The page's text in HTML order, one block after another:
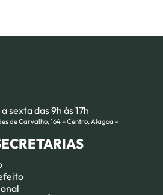
sexta das 9h às 17h
de Carvalho, 164 – Centro, Alagoa –